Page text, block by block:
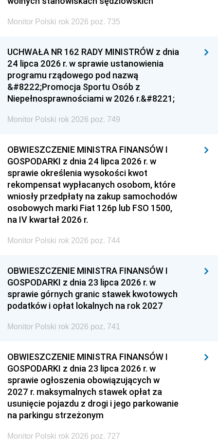
Monitor Polski rok 2026 poz. 735
UCHWAŁA NR 162 RADY MINISTRÓW z dnia
24 lipca 2026 r. w sprawie ustanowienia
programu rządowego pod nazwą
&#8222;Promocja Sportu Osób z
Niepełnosprawnościami w 2026 r.&#8221;
Monitor Polski rok 2026 poz. 749
OBWIESZCZENIE MINISTRA FINANSÓW I
GOSPODARKI z dnia 24 lipca 2026 r. w
sprawie określenia wysokości kwot
rekompensat wypłacanych osobom, które
wniosły przedpłaty na zakup samochodów
osobowych marki Fiat 126p lub FSO 1500,
na IV kwartał 2026 r.
Monitor Polski rok 2026 poz. 744
OBWIESZCZENIE MINISTRA FINANSÓW I
GOSPODARKI z dnia 23 lipca 2026 r. w
sprawie górnych granic stawek kwotowych
podatków i opłat lokalnych na rok 2027
Monitor Polski rok 2026 poz. 741
OBWIESZCZENIE MINISTRA FINANSÓW I
GOSPODARKI z dnia 23 lipca 2026 r. w
sprawie ogłoszenia obowiązujących w
2027 r. maksymalnych stawek opłat za
usunięcie pojazdu z drogi i jego parkowanie
na parkingu strzeżonym
Monitor Polski rok 2026 poz. 727